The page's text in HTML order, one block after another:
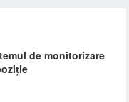
de monitorizare